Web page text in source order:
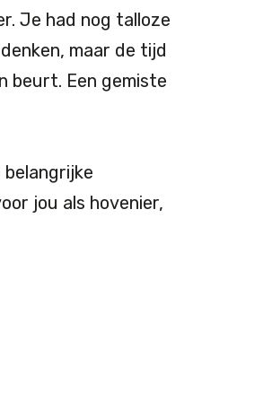
Je had nog talloze
maar de tijd
beurt. Een gemiste
jou als hovenier,